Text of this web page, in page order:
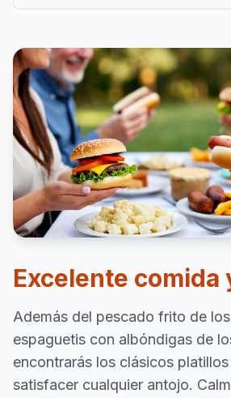
Excelente comida
Además del pescado frito de
espaguetis con albóndigas de
encontrarás los clásicos
satisfacer cualquier antojo.